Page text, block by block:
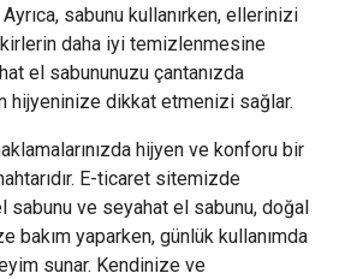
sabunu kullanırken, ellerinizi
daha iyi temizlenmesine
el sabununuzu çantanızda
hijyeninize dikkat etmenizi sağlar.
hijyen ve konforu bir
E-ticaret sitemizde
sabunu ve seyahat el sabunu, doğal
bakım yaparken, günlük kullanımda
sunar. Kendinize ve